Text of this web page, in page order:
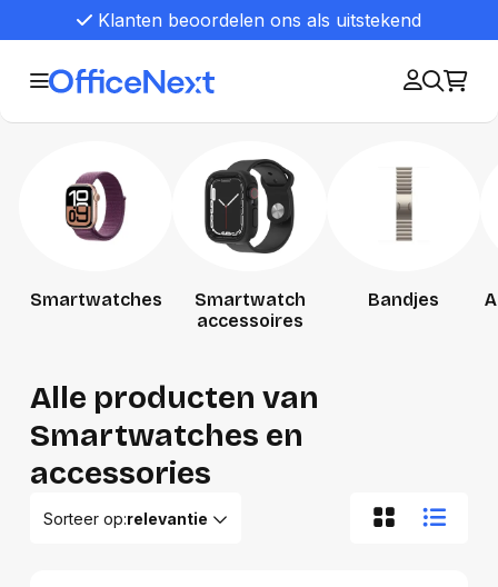
Klanten beoordelen ons als uitstekend
Smartwatches
Smartwatch
accessoires
Bandjes
Alle producten van
Smartwatches en
accessories
Sorteer op:relevantie